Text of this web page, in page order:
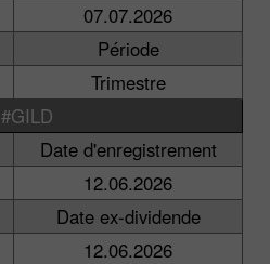
07.07.2026
Période
Trimestre
#GILD
Date d'enregistrement
12.06.2026
Date ex-dividende
12.06.2026